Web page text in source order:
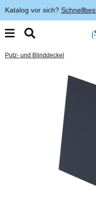
Katalog vor sich?
Putz- und Blinddeckel